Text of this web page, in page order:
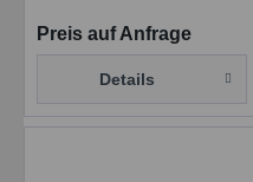
Preis auf Anfrage
Details